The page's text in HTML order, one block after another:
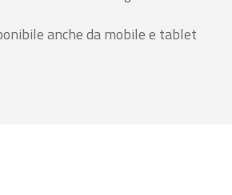
anche da mobile e tablet